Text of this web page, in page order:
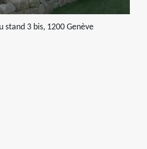
stand 3 bis, 1200 Genève